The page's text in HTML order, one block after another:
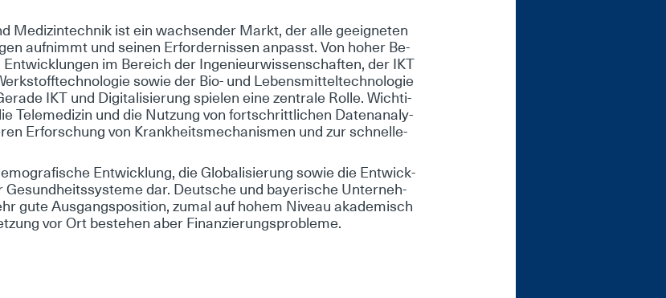
Me­di­zin­tech­nik ist ein wach­sen­der Markt, der al­le ge­eig­ne­ten
auf­nimmt und sei­nen Er­for­der­nis­sen an­passt. Von ho­her Be­
im Be­reich der In­ge­nieur­wis­sen­schaf­ten, der IKT
so­wie der Bio- und Le­bens­mit­tel­tech­no­lo­gie
IKT und Di­gi­ta­li­sie­rung spie­len ei­ne zen­tra­le Rol­le. Wich­ti­
Te­le­me­di­zin und die Nut­zung von fort­schritt­li­chen Da­ten­ana­ly­
Er­for­schung von Krank­heits­me­cha­nis­men und zur schnel­le­
Ent­wick­lung, die Glo­ba­li­sie­rung so­wie die Ent­wick­
Ge­sund­heits­sys­te­me dar. Deut­sche und baye­ri­sche Un­ter­neh­
gu­te Aus­gangs­po­si­ti­on, zu­mal auf ho­hem Ni­veau aka­de­misch
vor Ort be­stehen aber Fi­nan­zie­rungs­pro­ble­me.